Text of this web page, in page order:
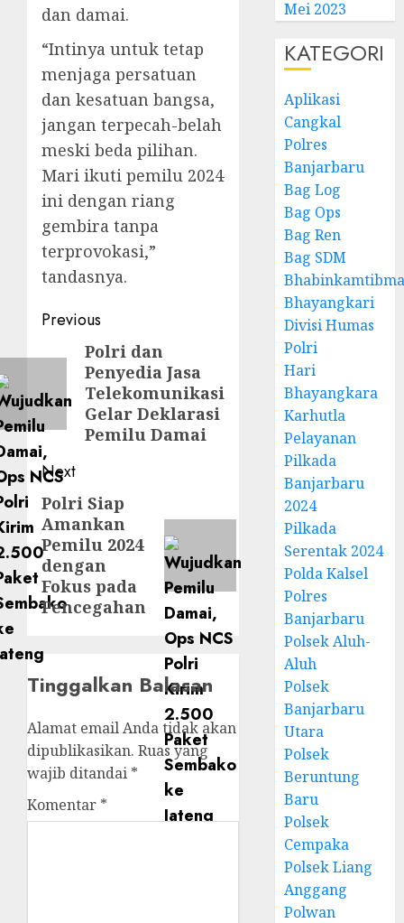
dan damai.
“Intinya untuk tetap
menjaga persatuan
dan kesatuan bangsa,
jangan terpecah-belah
meski beda pilihan.
Mari ikuti pemilu 2024
ini dengan riang
gembira tanpa
terprovokasi,”
tandasnya.
Previous
Polri dan
Penyedia Jasa
Telekomunikasi
Gelar Deklarasi
Pemilu Damai
Next
Polri Siap
Amankan
Pemilu 2024
dengan
Fokus pada
Pencegahan
Tinggalkan Balasan
Alamat email Anda tidak akan
dipublikasikan. Ruas yang
wajib ditandai *
Komentar *
Mei 2023
KATEGORI
Aplikasi
Cangkal
Polres
Banjarbaru
Bag Log
Bag Ops
Bag Ren
Bag SDM
Bhayangkari
Divisi Humas
Polri
Hari
Bhayangkara
Karhutla
Pelayanan
Pilkada
Banjarbaru
2024
Pilkada
Serentak 2024
Polda Kalsel
Polres
Banjarbaru
Polsek Aluh-
Aluh
Polsek
Banjarbaru
Utara
Polsek
Beruntung
Baru
Polsek
Cempaka
Polsek Liang
Anggang
Polwan